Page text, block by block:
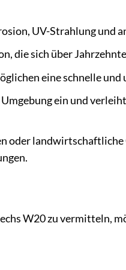
UV-Strahlung und
die sich über
eine schnelle
ein und
oder landwirtschaftliche
W20 zu vermitteln,